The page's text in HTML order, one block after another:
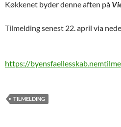
Køkkenet byder denne aften på
Tilmelding senest 22. april via
https://
TILMELDING